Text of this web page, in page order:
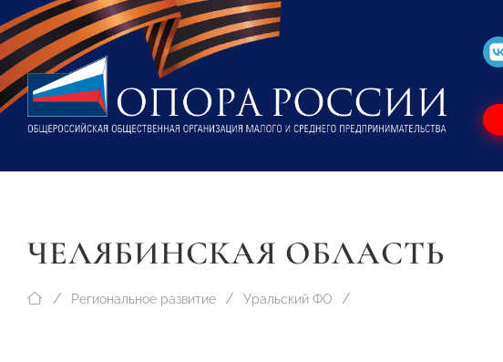
ЧЕЛЯБИНСКАЯ ОБЛАСТЬ
Региональное развитие Уральский ФО